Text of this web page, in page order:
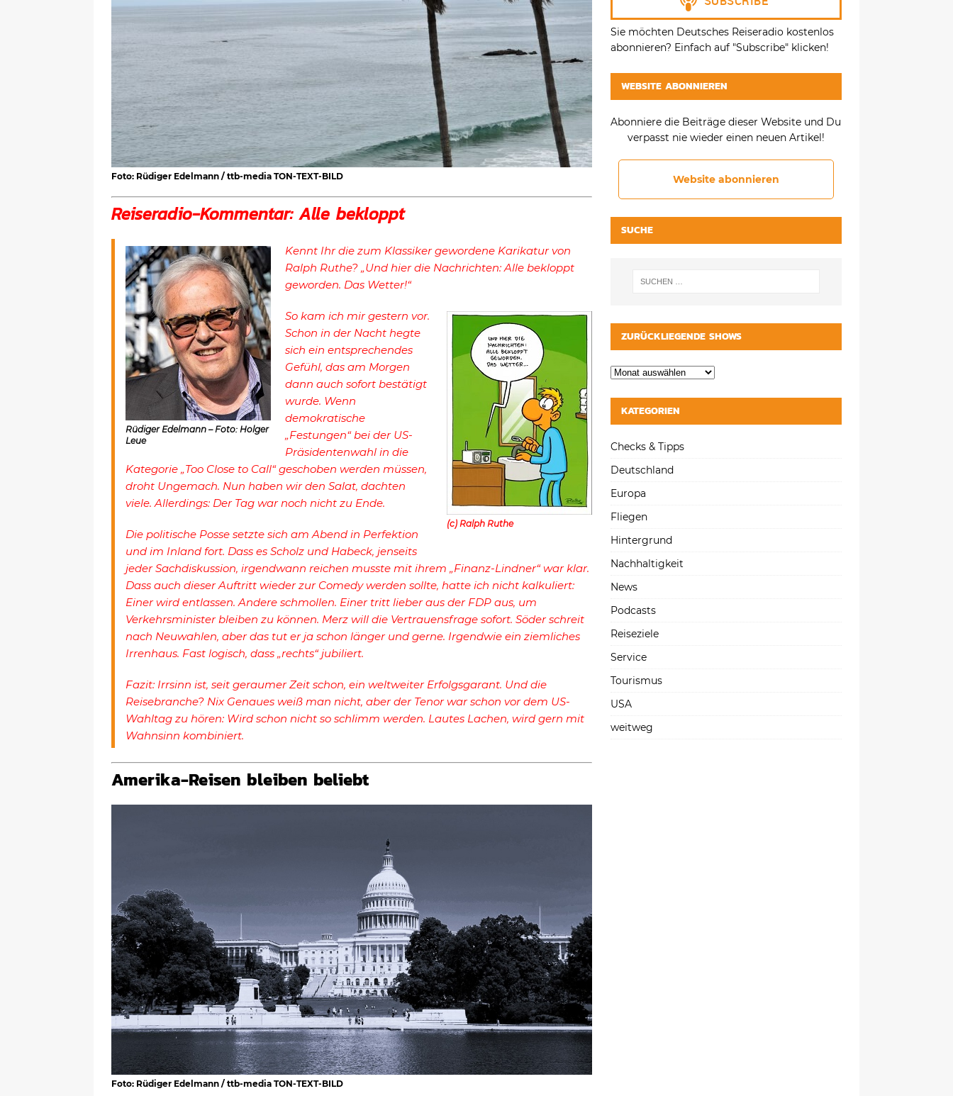
Foto: Rüdiger Edelmann / ttb-media TON-TEXT-BILD
Reiseradio-Kommentar: Alle bekloppt
Rüdiger Edelmann – Foto: Holger
Leue
Kennt Ihr die zum Klassiker gewordene Karikatur von
Ralph Ruthe? „Und hier die Nachrichten: Alle bekloppt
geworden. Das Wetter!“
(c) Ralph Ruthe
So kam ich mir gestern vor.
Schon in der Nacht hegte
sich ein entsprechendes
Gefühl, das am Morgen
dann auch sofort bestätigt
wurde. Wenn
demokratische
„Festungen“ bei der US-
Präsidentenwahl in die
Kategorie „Too Close to Call“ geschoben werden müssen,
droht Ungemach. Nun haben wir den Salat, dachten
viele. Allerdings: Der Tag war noch nicht zu Ende.
Die politische Posse setzte sich am Abend in Perfektion
und im Inland fort. Dass es Scholz und Habeck, jenseits
jeder Sachdiskussion, irgendwann reichen musste mit ihrem „Finanz-Lindner“ war klar.
Dass auch dieser Auftritt wieder zur Comedy werden sollte, hatte ich nicht kalkuliert:
Einer wird entlassen. Andere schmollen. Einer tritt lieber aus der FDP aus, um
Verkehrsminister bleiben zu können. Merz will die Vertrauensfrage sofort. Söder schreit
nach Neuwahlen, aber das tut er ja schon länger und gerne. Irgendwie ein ziemliches
Irrenhaus. Fast logisch, dass „rechts“ jubiliert.
Fazit: Irrsinn ist, seit geraumer Zeit schon, ein weltweiter Erfolgsgarant. Und die
Reisebranche? Nix Genaues weiß man nicht, aber der Tenor war schon vor dem US-
Wahltag zu hören: Wird schon nicht so schlimm werden. Lautes Lachen, wird gern mit
Wahnsinn kombiniert.
Amerika-Reisen bleiben beliebt
Foto: Rüdiger Edelmann / ttb-media TON-TEXT-BILD
Sie möchten Deutsches Reiseradio kostenlos
abonnieren? Einfach auf "Subscribe" klicken!
WEBSITE ABONNIEREN
Abonniere die Beiträge dieser Website und Du
verpasst nie wieder einen neuen Artikel!
Website abonnieren
SUCHE
ZURÜCKLIEGENDE SHOWS
KATEGORIEN
Checks & Tipps
Deutschland
Europa
Fliegen
Hintergrund
Nachhaltigkeit
News
Podcasts
Reiseziele
Service
Tourismus
USA
weitweg